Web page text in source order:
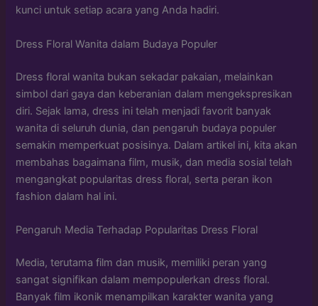
kunci untuk setiap acara yang Anda hadiri.
Dress Floral Wanita dalam Budaya Populer
Dress floral wanita bukan sekadar pakaian, melainkan
simbol dari gaya dan keberanian dalam mengekspresikan
diri. Sejak lama, dress ini telah menjadi favorit banyak
wanita di seluruh dunia, dan pengaruh budaya populer
semakin memperkuat posisinya. Dalam artikel ini, kita akan
membahas bagaimana film, musik, dan media sosial telah
mengangkat popularitas dress floral, serta peran ikon
fashion dalam hal ini.
Pengaruh Media Terhadap Popularitas Dress Floral
Media, terutama film dan musik, memiliki peran yang
sangat signifikan dalam mempopulerkan dress floral.
Banyak film ikonik menampilkan karakter wanita yang